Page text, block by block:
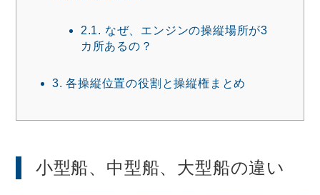
2.1. なぜ、エンジンの操縦場所が3
カ所あるの？
3. 各操縦位置の役割と操縦権まとめ
小型船、中型船、大型船の違い